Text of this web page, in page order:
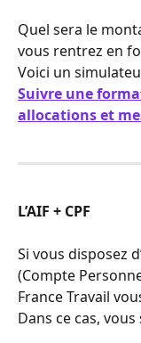
Quel sera le
vous rentrez en
Voici un
Suivre une
allocations et
L’AIF + CPF
Si vous disposez
(Compte
France Travail
Dans ce cas,